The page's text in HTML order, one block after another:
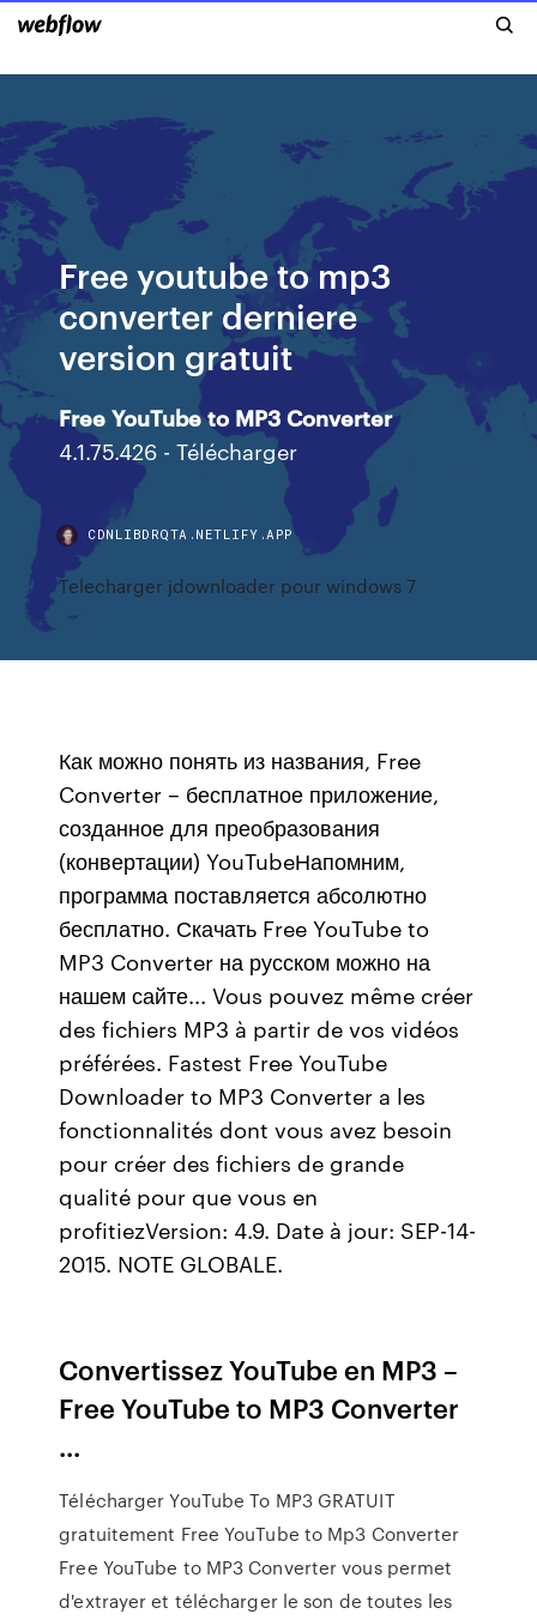
Free youtube to mp3
converter derniere
version gratuit
Free YouTube to MP3 Converter
4.1.75.426 - Télécharger
CDNLIBDRQTA.NETLIFY.APP
Telecharger jdownloader pour windows 7
Как можно понять из названия, Free
Converter – бесплатное приложение,
созданное для преобразования
(конвертации) YouTubeНапомним,
программа поставляется абсолютно
бесплатно. Скачать Free YouTube to
MP3 Converter на русском можно на
нашем сайте... Vous pouvez même créer
des fichiers MP3 à partir de vos vidéos
préférées. Fastest Free YouTube
Downloader to MP3 Converter a les
fonctionnalités dont vous avez besoin
pour créer des fichiers de grande
qualité pour que vous en
profitiezVersion: 4.9. Date à jour: SEP-14-
2015. NOTE GLOBALE.
Convertissez YouTube en MP3 –
Free YouTube to MP3 Converter
...
Télécharger YouTube To MP3 GRATUIT
gratuitement Free YouTube to Mp3 Converter
Free YouTube to MP3 Converter vous permet
d'extrayer et télécharger le son de toutes les